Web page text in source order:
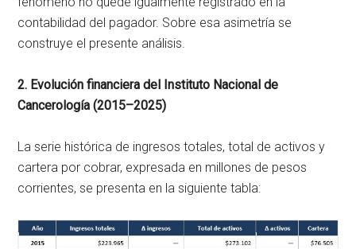
contabilidad del pagador. Sobre esa asimetría se
construye el presente análisis.
2. Evolución financiera del Instituto Nacional de
Cancerología (2015–2025)
La serie histórica de ingresos totales, total de activos y
cartera por cobrar, expresada en millones de pesos
corrientes, se presenta en la siguiente tabla: